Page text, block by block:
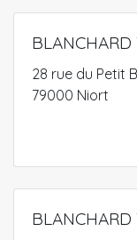
BLANCHARD
28 rue du Petit
79000 Niort
BLANCHARD